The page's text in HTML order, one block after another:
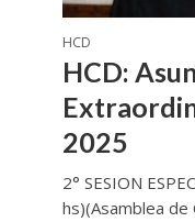
HCD
HCD:
2025
2° SESION
hs)(Asamblea de